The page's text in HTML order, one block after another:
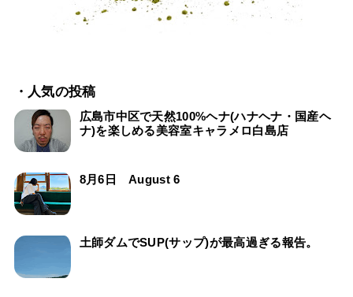
・人気の投稿
広島市中区で天然100%ヘナ(ハナヘナ・国産ヘ
ナ)を楽しめる美容室キャラメロ白島店
8月6日 August 6
土師ダムでSUP(サップ)が最高過ぎる報告。